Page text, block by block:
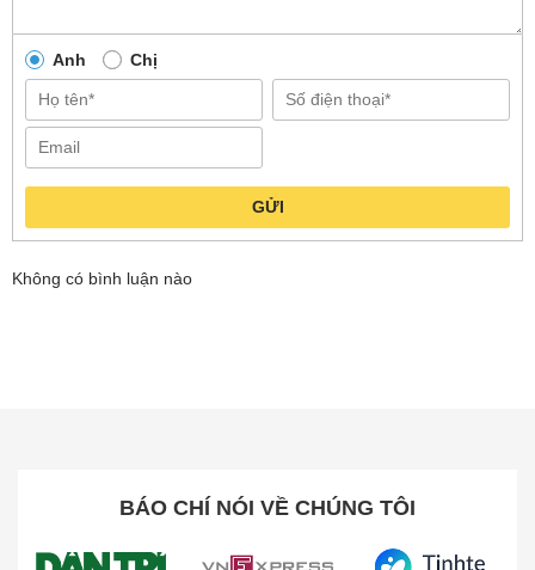
Anh Chị
GỬI
Không có bình luận nào
BÁO CHÍ NÓI VỀ CHÚNG TÔI